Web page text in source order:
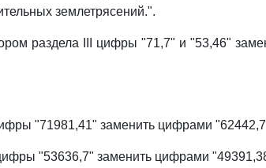
землетрясений.".
раздела III цифры "71,7" и "53,46"
"71981,41" заменить цифрами
"53636,7" заменить цифрами